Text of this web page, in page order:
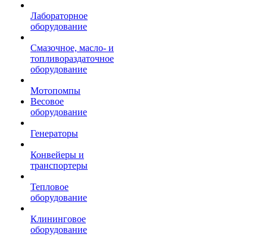
Лабораторное
оборудование
Смазочное, масло- и
топливораздаточное
оборудование
Мотопомпы
Весовое
оборудование
Генераторы
Конвейеры и
транспортеры
Тепловое
оборудование
Клининговое
оборудование